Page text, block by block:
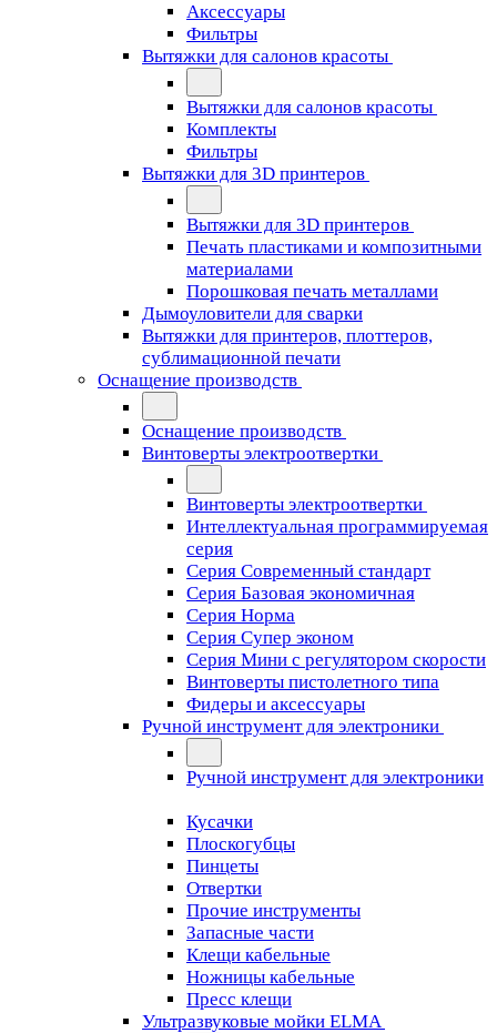
Аксессуары
Фильтры
Вытяжки для салонов красоты
Вытяжки для салонов красоты
Комплекты
Фильтры
Вытяжки для 3D принтеров
Вытяжки для 3D принтеров
Печать пластиками и композитными
материалами
Порошковая печать металлами
Дымоуловители для сварки
Вытяжки для принтеров, плоттеров,
сублимационной печати
Оснащение производств
Оснащение производств
Винтоверты электроотвертки
Винтоверты электроотвертки
Интеллектуальная программируемая
серия
Серия Современный стандарт
Серия Базовая экономичная
Серия Норма
Серия Cупер эконом
Серия Мини с регулятором скорости
Винтоверты пистолетного типа
Фидеры и аксессуары
Ручной инструмент для электроники
Ручной инструмент для электроники
Кусачки
Плоскогубцы
Пинцеты
Отвертки
Прочие инструменты
Запасные части
Клещи кабельные
Ножницы кабельные
Пресс клещи
Ультразвуковые мойки ELMA